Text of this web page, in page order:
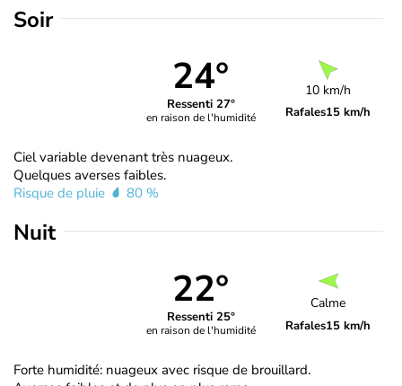
Soir
24°
Ressenti 27°
en raison de l'humidité
10 km/h
Rafales15 km/h
Ciel variable devenant très nuageux.
Quelques averses faibles.
Risque de pluie
80 %
Nuit
22°
Ressenti 25°
en raison de l'humidité
Calme
Rafales15 km/h
Forte humidité: nuageux avec risque de brouillard.